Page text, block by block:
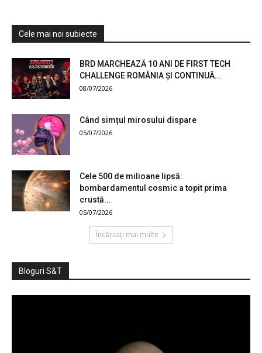
Cele mai noi subiecte
BRD MARCHEAZĂ 10 ANI DE FIRST TECH
CHALLENGE ROMÂNIA ȘI CONTINUĂ...
08/07/2026
Când simțul mirosului dispare
05/07/2026
Cele 500 de milioane lipsă:
bombardamentul cosmic a topit prima
crustă...
05/07/2026
Încărcați mai multe
Bloguri S&T